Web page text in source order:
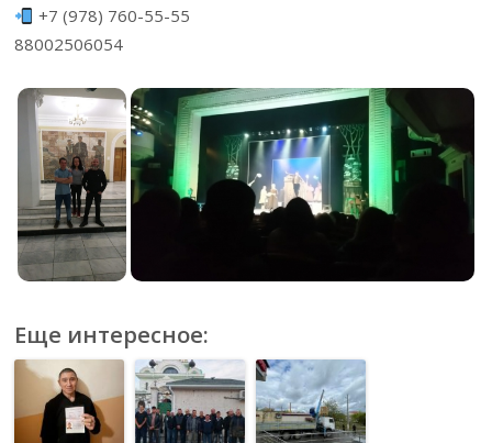
+7 (978) 760-55-55
88002506054
Еще интересное: